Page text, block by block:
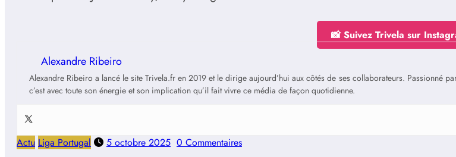
📸 Suivez Trivela sur
Alexandre Ribeiro
Alexandre Ribeiro a lancé le site Trivela.fr en 2019 et le dirige aujourd’hui aux côtés de ses collaborateurs. Passionné
c’est avec toute son énergie et son implication qu’il fait vivre ce média de façon quotidienne.
Actu Liga Portugal 5 octobre 2025 0 Commentaires